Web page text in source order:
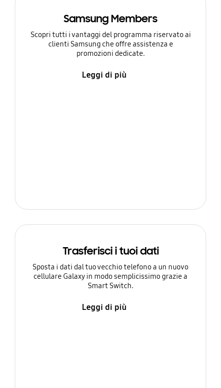
Samsung Members
Scopri tutti i vantaggi del programma riservato ai
clienti Samsung che offre assistenza e
promozioni dedicate.
Leggi di più
Trasferisci i tuoi dati
Sposta i dati dal tuo vecchio telefono a un nuovo
cellulare Galaxy in modo semplicissimo grazie a
Smart Switch.
Leggi di più